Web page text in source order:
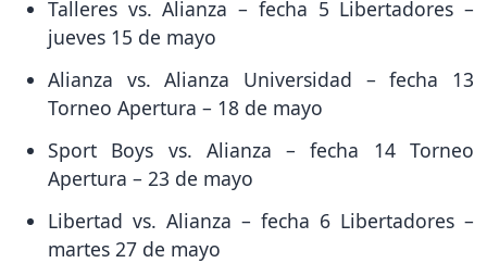
Talleres vs. Alianza – fecha 5 Libertadores –
jueves 15 de mayo
Alianza vs. Alianza Universidad – fecha 13
Torneo Apertura – 18 de mayo
Sport Boys vs. Alianza – fecha 14 Torneo
Apertura – 23 de mayo
Libertad vs. Alianza – fecha 6 Libertadores –
martes 27 de mayo